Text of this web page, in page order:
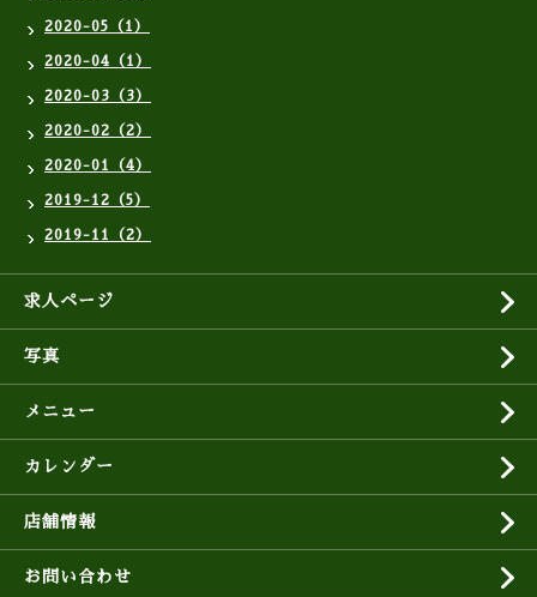
2020-05（1）
2020-04（1）
2020-03（3）
2020-02（2）
2020-01（4）
2019-12（5）
2019-11（2）
求人ページ
写真
メニュー
カレンダー
店舗情報
お問い合わせ